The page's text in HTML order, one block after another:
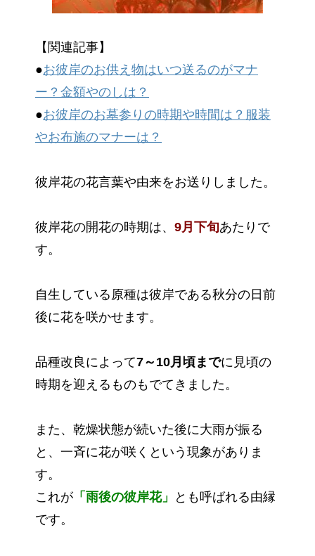
【関連記事】
●お彼岸のお供え物はいつ送るのがマナ
ー？金額やのしは？
●お彼岸のお墓参りの時期や時間は？服装
やお布施のマナーは？
彼岸花の花言葉や由来をお送りしました。
彼岸花の開花の時期は、 9月下旬あたりで
す。
自生している原種は彼岸である秋分の日前
後に花を咲かせます。
品種改良によって7～10月頃までに見頃の
時期を迎えるものもでてきました。
また、乾燥状態が続いた後に大雨が振る
と、一斉に花が咲くという現象がありま
す。
これが 「雨後の彼岸花」
とも呼ばれる由縁
です。